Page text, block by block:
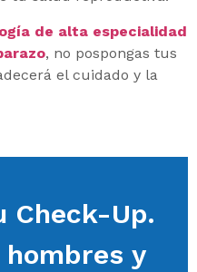
de alta especialidad
, no pospongas tus
el cuidado y la
Check-Up.
y